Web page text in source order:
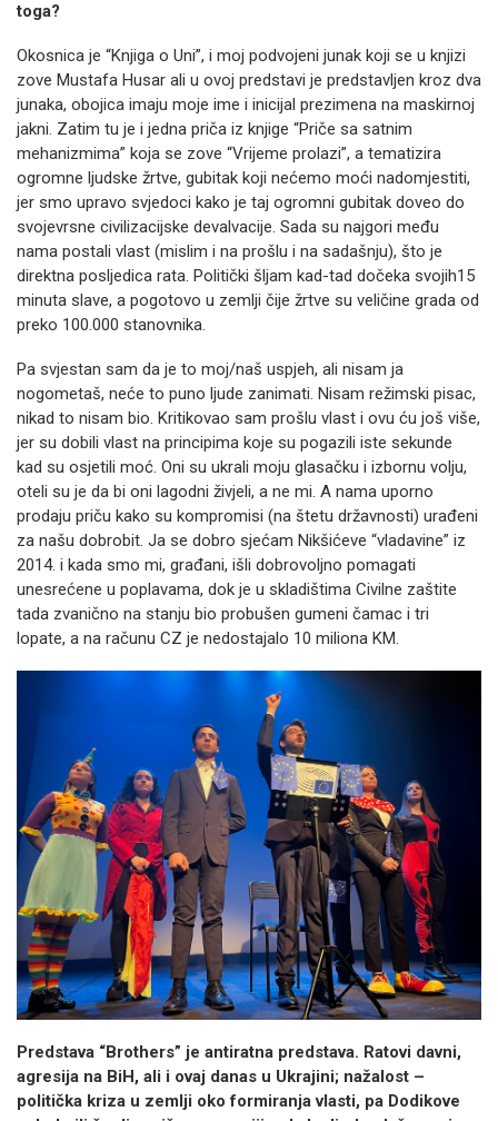
toga?
Okosnica je “Knjiga o Uni”, i moj podvojeni junak koji se u knjizi
zove Mustafa Husar ali u ovoj predstavi je predstavljen kroz dva
junaka, obojica imaju moje ime i inicijal prezimena na maskirnoj
jakni. Zatim tu je i jedna priča iz knjige “Priče sa satnim
mehanizmima” koja se zove “Vrijeme prolazi”, a tematizira
ogromne ljudske žrtve, gubitak koji nećemo moći nadomjestiti,
jer smo upravo svjedoci kako je taj ogromni gubitak doveo do
svojevrsne civilizacijske devalvacije. Sada su najgori među
nama postali vlast (mislim i na prošlu i na sadašnju), što je
direktna posljedica rata. Politički šljam kad-tad dočeka svojih15
minuta slave, a pogotovo u zemlji čije žrtve su veličine grada od
preko 100.000 stanovnika.
Pa svjestan sam da je to moj/naš uspjeh, ali nisam ja
nogometaš, neće to puno ljude zanimati. Nisam režimski pisac,
nikad to nisam bio. Kritikovao sam prošlu vlast i ovu ću još više,
jer su dobili vlast na principima koje su pogazili iste sekunde
kad su osjetili moć. Oni su ukrali moju glasačku i izbornu volju,
oteli su je da bi oni lagodni živjeli, a ne mi. A nama uporno
prodaju priču kako su kompromisi (na štetu državnosti) urađeni
za našu dobrobit. Ja se dobro sjećam Nikšićeve “vladavine” iz
2014. i kada smo mi, građani, išli dobrovoljno pomagati
unesrećene u poplavama, dok je u skladištima Civilne zaštite
tada zvanično na stanju bio probušen gumeni čamac i tri
lopate, a na računu CZ je nedostajalo 10 miliona KM.
Predstava “Brothers” je antiratna predstava. Ratovi davni,
agresija na BiH, ali i ovaj danas u Ukrajini; nažalost –
politička kriza u zemlji oko formiranja vlasti, pa Dodikove